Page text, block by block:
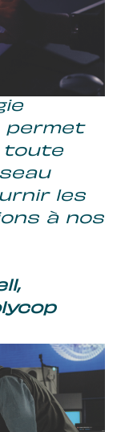
permet
toute
les
à nos